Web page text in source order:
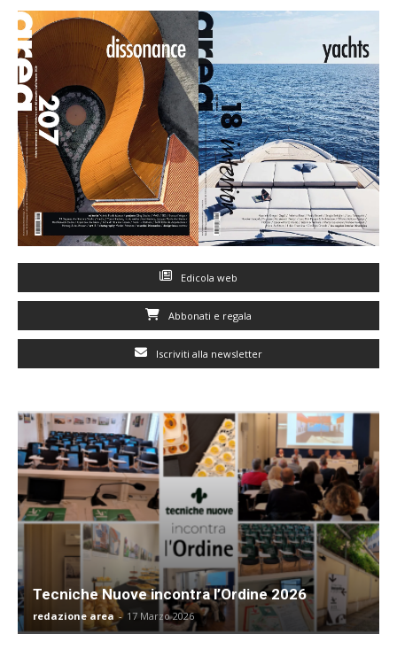
Edicola web
Abbonati e regala
Iscriviti alla newsletter
Tecniche Nuove incontra l’Ordine 2026
redazione area - 17 Marzo 2026